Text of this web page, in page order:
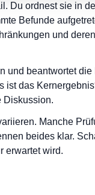
Du ordnest sie in
Befunde
und
und beantwortet
ist das
Diskussion.
Manche
beides klar.
erwartet wird.